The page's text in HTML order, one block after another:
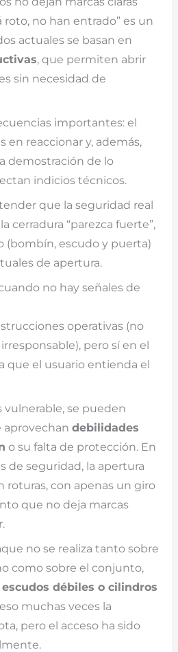
roto, no han entrado” es un
actuales se basan en
, que permiten abrir
sin necesidad de
importantes: el
en reaccionar y, además,
demostración de lo
indicios técnicos.
que la seguridad real
cerradura “parezca fuerte”,
(bombín, escudo y puerta)
de apertura.
no hay señales de
operativas (no
pero sí en el
que el usuario entienda el
vulnerable, se pueden
aprovechan debilidades
o su falta de protección. En
de seguridad, la apertura
roturas, con apenas un giro
que no deja marcas
no se realiza tanto sobre
como sobre el conjunto,
débiles o cilindros
muchas veces la
pero el acceso ha sido